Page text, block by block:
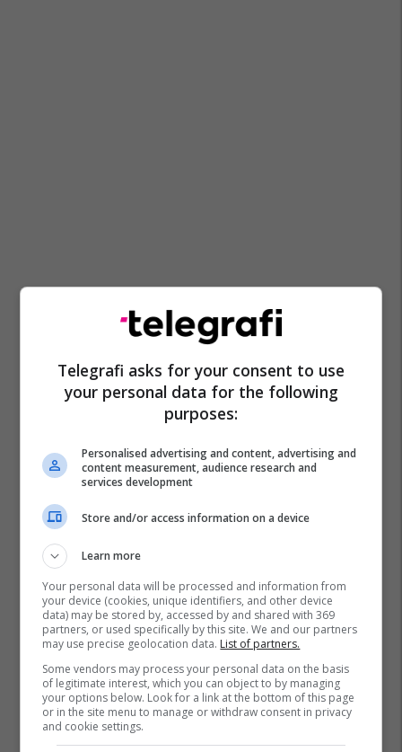
Telegrafi asks for your consent to use
your personal data for the following
purposes:
Personalised advertising and content, advertising and
content measurement, audience research and
services development
Store and/or access information on a device
Learn more
Your personal data will be processed and information from
your device (cookies, unique identifiers, and other device
data) may be stored by, accessed by and shared with 369
partners, or used specifically by this site. We and our partners
may use precise geolocation data. List of partners.
Some vendors may process your personal data on the basis
of legitimate interest, which you can object to by managing
your options below. Look for a link at the bottom of this page
or in the site menu to manage or withdraw consent in privacy
and cookie settings.